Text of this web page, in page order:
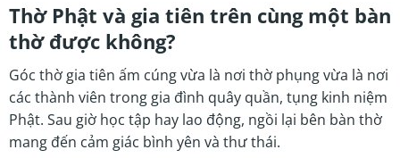
Thờ Phật và gia tiên trên cùng một bàn
thờ được không?
Góc thờ gia tiên ấm cúng vừa là nơi thờ phụng vừa là nơi
các thành viên trong gia đình quây quần, tụng kinh niệm
Phật. Sau giờ học tập hay lao động, ngồi lại bên bàn thờ
mang đến cảm giác bình yên và thư thái.